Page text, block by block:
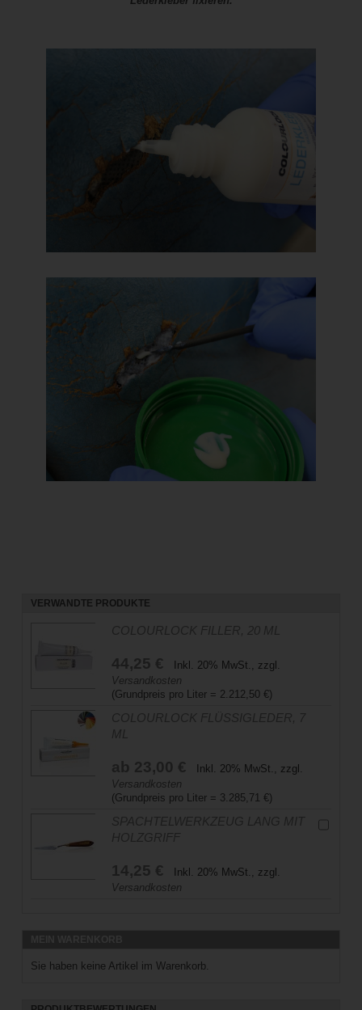
VERWANDTE PRODUKTE
COLOURLOCK FILLER, 20 ML
44,25 €
Inkl. 20% MwSt., zzgl.
Versandkosten
(Grundpreis pro Liter = 2.212,50€)
COLOURLOCK FLÜSSIGLEDER, 7
ML
ab 23,00 €
Inkl. 20% MwSt., zzgl.
Versandkosten
(Grundpreis pro Liter = 3.285,71 €)
SPACHTELWERKZEUG LANG MIT
HOLZGRIFF
14,25 €
Inkl. 20% MwSt., zzgl.
Versandkosten
Sie haben keine Artikel im Warenkorb.